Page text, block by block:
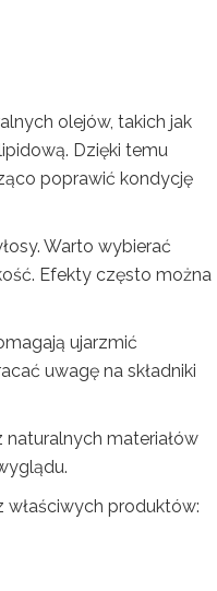
olejów, takich jak
Dzięki temu
poprawić kondycję
Warto wybierać
Efekty często można
ujarzmić
uwagę na składniki
materiałów
produktów: